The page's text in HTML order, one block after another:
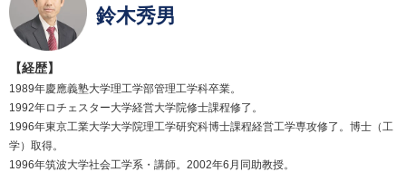
鈴木秀男
【経歴】
1989年慶應義塾大学理工学部管理工学科卒業。
1992年ロチェスター大学経営大学院修士課程修了。
1996年東京工業大学大学院理工学研究科博士課程経営工学専攻修了。博士（工
学）取得。
1996年筑波大学社会工学系・講師。2002年6月同助教授。